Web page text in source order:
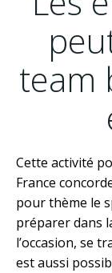
team
Cette activité
France
pour thème le
préparer dans
l’occasion, se
est aussi